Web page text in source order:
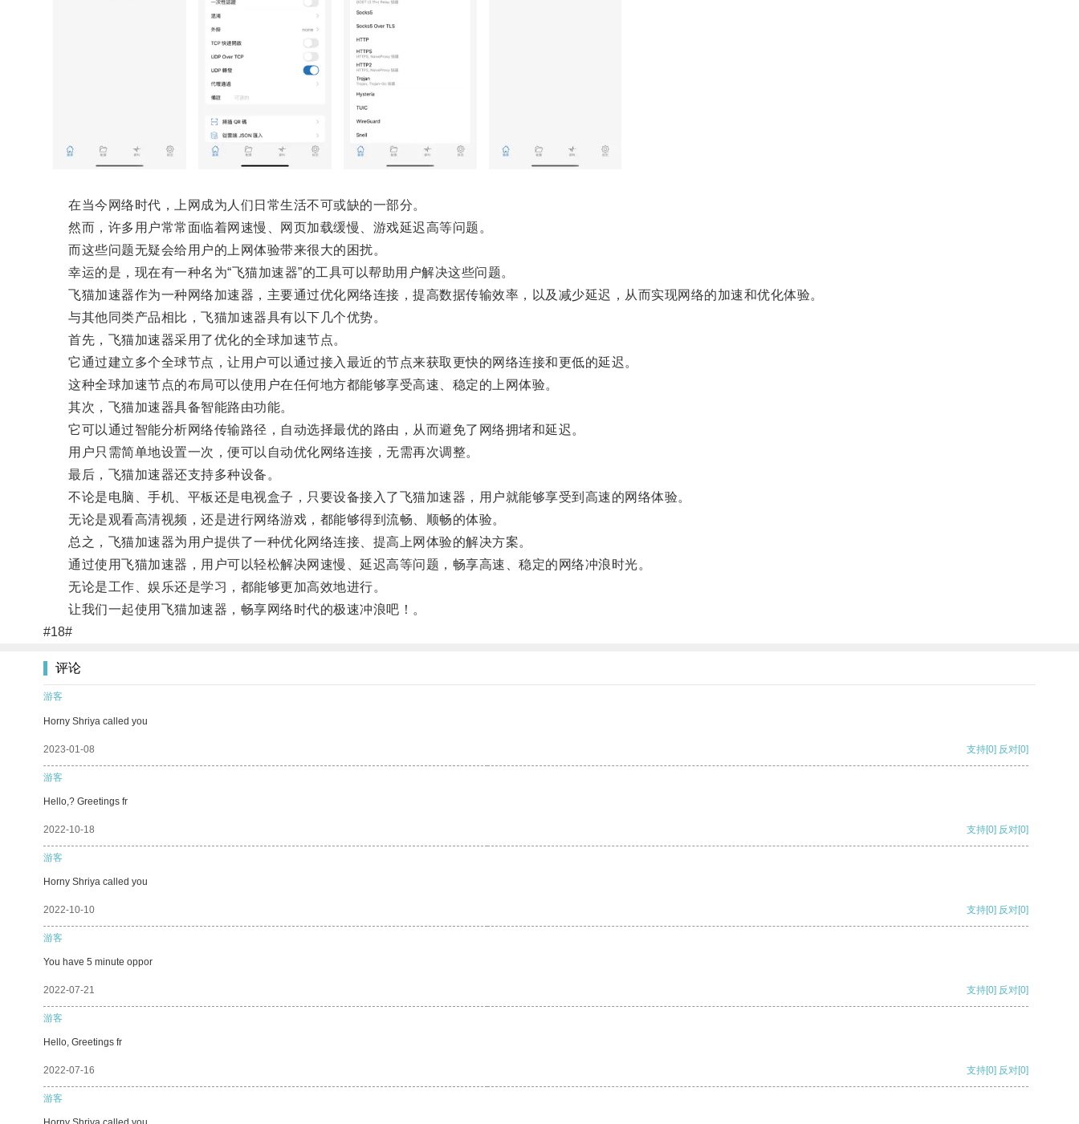
在当今网络时代，上网成为人们日常生活不可或缺的一部分。
然而，许多用户常常面临着网速慢、网页加载缓慢、游戏延迟高等问题。
而这些问题无疑会给用户的上网体验带来很大的困扰。
幸运的是，现在有一种名为“飞猫加速器”的工具可以帮助用户解决这些问题。
飞猫加速器作为一种网络加速器，主要通过优化网络连接，提高数据传输效率，以及减少延迟，从而实现网络的加速和优化体验。
与其他同类产品相比，飞猫加速器具有以下几个优势。
首先，飞猫加速器采用了优化的全球加速节点。
它通过建立多个全球节点，让用户可以通过接入最近的节点来获取更快的网络连接和更低的延迟。
这种全球加速节点的布局可以使用户在任何地方都能够享受高速、稳定的上网体验。
其次，飞猫加速器具备智能路由功能。
它可以通过智能分析网络传输路径，自动选择最优的路由，从而避免了网络拥堵和延迟。
用户只需简单地设置一次，便可以自动优化网络连接，无需再次调整。
最后，飞猫加速器还支持多种设备。
不论是电脑、手机、平板还是电视盒子，只要设备接入了飞猫加速器，用户就能够享受到高速的网络体验。
无论是观看高清视频，还是进行网络游戏，都能够得到流畅、顺畅的体验。
总之，飞猫加速器为用户提供了一种优化网络连接、提高上网体验的解决方案。
通过使用飞猫加速器，用户可以轻松解决网速慢、延迟高等问题，畅享高速、稳定的网络冲浪时光。
无论是工作、娱乐还是学习，都能够更加高效地进行。
让我们一起使用飞猫加速器，畅享网络时代的极速冲浪吧！。
#18#
评论
游客
Horny Shriya called you
2023-01-08 支持[0] 反对[0]
游客
Hello,? Greetings fr
2022-10-18 支持[0] 反对[0]
游客
Horny Shriya called you
2022-10-10 支持[0] 反对[0]
游客
You have 5 minute oppor
2022-07-21 支持[0] 反对[0]
游客
Hello, Greetings fr
2022-07-16 支持[0] 反对[0]
游客